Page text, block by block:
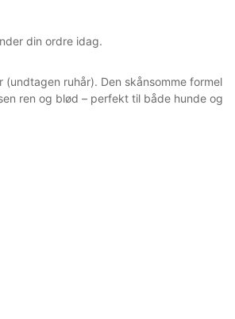
din ordre idag.
ruhår). Den skånsomme formel
ren og blød – perfekt til både hunde og